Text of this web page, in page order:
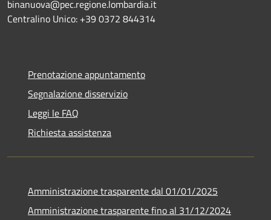
binanuova@pec.regione.lombardia.it
Centralino Unico: +39 0372 844314
Prenotazione appuntamento
Segnalazione disservizio
Leggi le FAQ
Richiesta assistenza
Amministrazione trasparente dal 01/01/2025
Amministrazione trasparente fino al 31/12/2024